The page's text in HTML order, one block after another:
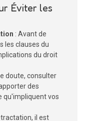
Éviter les
: Avant de
les clauses du
du droit
doute, consulter
des
qu'impliquent vos
il est